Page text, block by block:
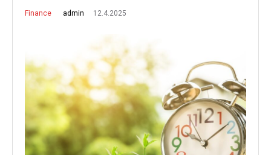
Finance admin 12.4.2025